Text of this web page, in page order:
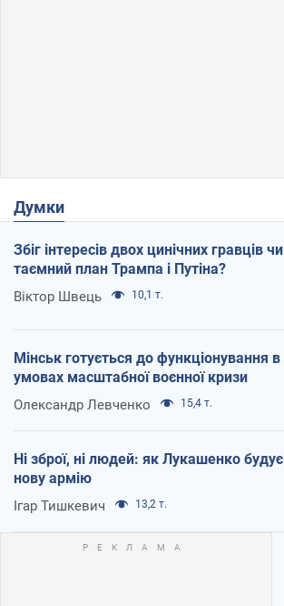
Думки
Збіг інтересів двох цинічних гравців чи
таємний план Трампа і Путіна?
Віктор Швець 10,1 т.
Мінськ готується до функціонування в
умовах масштабної воєнної кризи
Олександр Левченко 15,4 т.
Ні зброї, ні людей: як Лукашенко будує
нову армію
Ігар Тишкевич 13,2 т.